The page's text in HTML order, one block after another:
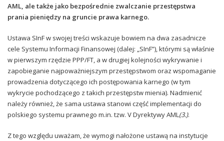
AML, ale także jako bezpośrednie zwalczanie przestępstwa
prania pieniędzy na gruncie prawa karnego.
Ustawa SInF w swojej treści wskazuje bowiem na dwa zasadnicze
cele Systemu Informacji Finansowej (dalej: „SInF”), którymi są właśnie
w pierwszym rzędzie PPP/FT, a w drugiej kolejności wykrywanie i
zapobieganie najpoważniejszym przestępstwom oraz wspomaganie
prowadzenia dotyczącego ich postępowania karnego (w tym
wykrycie pochodzącego z takich przestępstw mienia). Nadmienić
należy również, że sama ustawa stanowi część implementacji do
polskiego systemu prawnego m.in. tzw. V Dyrektywy AML(3.).
Z tego względu uważam, że wymogi nałożone ustawą na instytucje